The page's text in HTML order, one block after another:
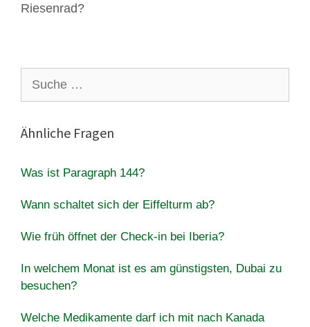
Riesenrad?
nach:
Ähnliche Fragen
Was ist Paragraph 144?
Wann schaltet sich der Eiffelturm ab?
Wie früh öffnet der Check-in bei Iberia?
In welchem ​​Monat ist es am günstigsten, Dubai zu
besuchen?
Welche Medikamente darf ich mit nach Kanada